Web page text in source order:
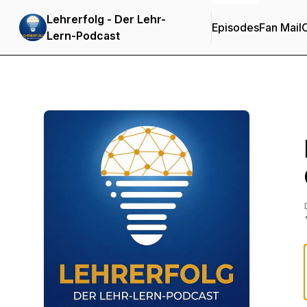
Lehrerfolg - Der Lehr-
Lern-Podcast
EpisodesFan Mail